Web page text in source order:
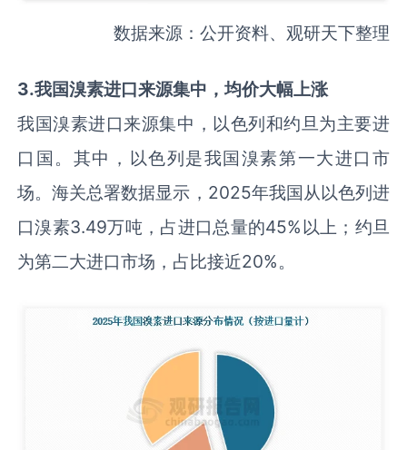
数据来源：公开资料、观研天下整理
3.我国溴素进口来源集中，均价大幅上涨
我国溴素进口来源集中，以色列和约旦为主要进
口国。其中，以色列是我国溴素第一大进口市
场。海关总署数据显示，2025年我国从以色列进
口溴素3.49万吨，占进口总量的45%以上；约旦
为第二大进口市场，占比接近20%。